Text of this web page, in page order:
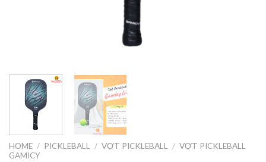
HOME / PICKLEBALL / VỢT PICKLEBALL / VỢT PICKLEBALL
GAMICY